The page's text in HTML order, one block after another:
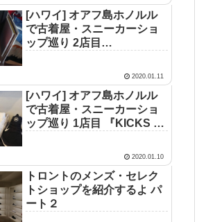
[ハワイ] オアフ島ホノルル
で古着屋・スニーカーショ
ップ巡り 2店目
2020.01.11
[ハワイ] オアフ島ホノルル
で古着屋・スニーカーショ
ップ巡り 1店目 『KICKS HI
2020.01.10
トロントのメンズ・セレク
トショップを紹介するよ パ
ート２